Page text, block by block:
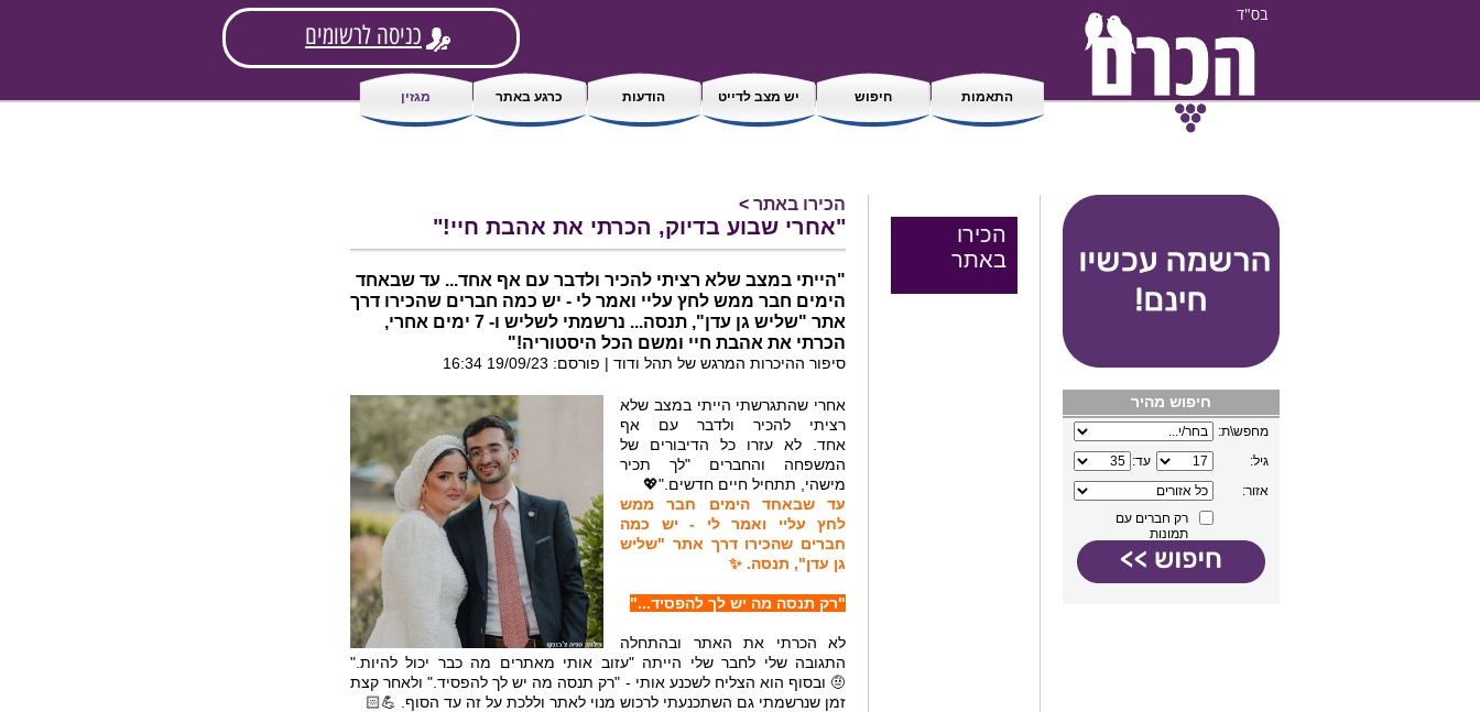
בס"ד
כניסה לרשומים
התאמות חיפוש יש מצב לדייט הודעות כרגע באתר מגזין
חיפוש מהיר
מחפש\ת:
גיל:
עד:
אזור:
רק חברים עם
תמונות
הכירו
באתר
הכירו באתר >
"אחרי שבוע בדיוק, הכרתי את אהבת חיי!"
"הייתי במצב שלא רציתי להכיר ולדבר עם אף אחד... עד שבאחד
הימים חבר ממש לחץ עליי ואמר לי - יש כמה חברים שהכירו דרך
אתר "שליש גן עדן", תנסה... נרשמתי לשליש ו- 7 ימים אחרי,
הכרתי את אהבת חיי ומשם הכל היסטוריה!"
סיפור ההיכרות המרגש של תהל ודוד | פורסם: 19/09/23 16:34
אחרי שהתגרשתי הייתי במצב שלא
רציתי להכיר ולדבר עם אף
אחד. לא עזרו כל הדיבורים של
המשפחה והחברים "לך תכיר
מישהי, תתחיל חיים חדשים."💖
עד שבאחד הימים חבר ממש
לחץ עליי ואמר לי - יש כמה
חברים שהכירו דרך אתר "שליש
גן עדן", תנסה. ✨
"רק תנסה מה יש לך להפסיד..."
לא הכרתי את האתר ובהתחלה
התגובה שלי לחבר שלי הייתה "עזוב אותי מאתרים מה כבר יכול להיות."
🤨 ובסוף הוא הצליח לשכנע אותי - "רק תנסה מה יש לך להפסיד." ולאחר קצת
זמן שנרשמתי גם השתכנעתי לרכוש מנוי לאתר וללכת על זה עד הסוף. 💪🏻